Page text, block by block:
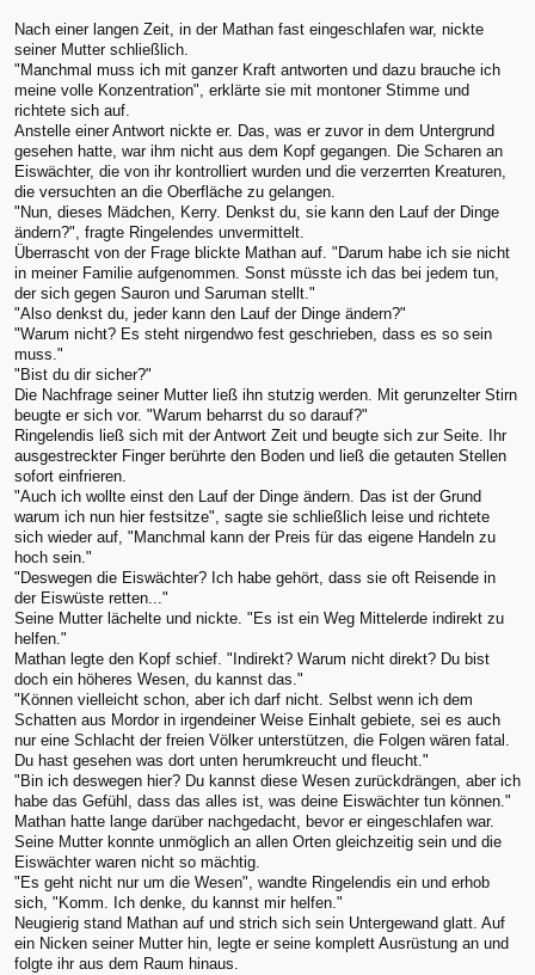
Nach einer langen Zeit, in der Mathan fast eingeschlafen war, nickte
seiner Mutter schließlich.
"Manchmal muss ich mit ganzer Kraft antworten und dazu brauche ich
meine volle Konzentration", erklärte sie mit montoner Stimme und
richtete sich auf.
Anstelle einer Antwort nickte er. Das, was er zuvor in dem Untergrund
gesehen hatte, war ihm nicht aus dem Kopf gegangen. Die Scharen an
Eiswächter, die von ihr kontrolliert wurden und die verzerrten Kreaturen,
die versuchten an die Oberfläche zu gelangen.
"Nun, dieses Mädchen, Kerry. Denkst du, sie kann den Lauf der Dinge
ändern?", fragte Ringelendes unvermittelt.
Überrascht von der Frage blickte Mathan auf. "Darum habe ich sie nicht
in meiner Familie aufgenommen. Sonst müsste ich das bei jedem tun,
der sich gegen Sauron und Saruman stellt."
"Also denkst du, jeder kann den Lauf der Dinge ändern?"
"Warum nicht? Es steht nirgendwo fest geschrieben, dass es so sein
muss."
"Bist du dir sicher?"
Die Nachfrage seiner Mutter ließ ihn stutzig werden. Mit gerunzelter Stirn
beugte er sich vor. "Warum beharrst du so darauf?"
Ringelendis ließ sich mit der Antwort Zeit und beugte sich zur Seite. Ihr
ausgestreckter Finger berührte den Boden und ließ die getauten Stellen
sofort einfrieren.
"Auch ich wollte einst den Lauf der Dinge ändern. Das ist der Grund
warum ich nun hier festsitze", sagte sie schließlich leise und richtete
sich wieder auf, "Manchmal kann der Preis für das eigene Handeln zu
hoch sein."
"Deswegen die Eiswächter? Ich habe gehört, dass sie oft Reisende in
der Eiswüste retten..."
Seine Mutter lächelte und nickte. "Es ist ein Weg Mittelerde indirekt zu
helfen."
Mathan legte den Kopf schief. "Indirekt? Warum nicht direkt? Du bist
doch ein höheres Wesen, du kannst das."
"Können vielleicht schon, aber ich darf nicht. Selbst wenn ich dem
Schatten aus Mordor in irgendeiner Weise Einhalt gebiete, sei es auch
nur eine Schlacht der freien Völker unterstützen, die Folgen wären fatal.
Du hast gesehen was dort unten herumkreucht und fleucht."
"Bin ich deswegen hier? Du kannst diese Wesen zurückdrängen, aber ich
habe das Gefühl, dass das alles ist, was deine Eiswächter tun können."
Mathan hatte lange darüber nachgedacht, bevor er eingeschlafen war.
Seine Mutter konnte unmöglich an allen Orten gleichzeitig sein und die
Eiswächter waren nicht so mächtig.
"Es geht nicht nur um die Wesen", wandte Ringelendis ein und erhob
sich, "Komm. Ich denke, du kannst mir helfen."
Neugierig stand Mathan auf und strich sich sein Untergewand glatt. Auf
ein Nicken seiner Mutter hin, legte er seine komplett Ausrüstung an und
folgte ihr aus dem Raum hinaus.